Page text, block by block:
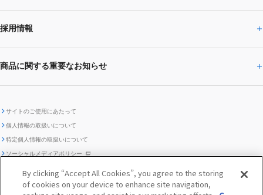
IRライブラリー
株主・投資家サポート
IRカレンダー
ディスクロージャー
ポリシー
CEOサステナビリティ
環境
ガバナンス
編集方針 レポートライブラリー
SUBARUらしさトップ
SUBARUびと
SUBARUデザイン
「SUBARUらしさ」を
際立たせる技術
『魔改造の夜』特設サイト
採用情報
採用情報トップ
販売会社グループ採用 期間従業員採用
商品に関する重要なお知らせ
SUBARU ハイブリッド車 レスキュ
ー時の取扱い
自動車リサイクル リコール情報
サイトのご使用にあたって
個人情報の取扱いについて
特定個人情報の取扱いについて
ソーシャルメディアポリシー
クッキーポリシー
By clicking “Accept All Cookies”, you agree to the storing
of cookies on your device to enhance site navigation,